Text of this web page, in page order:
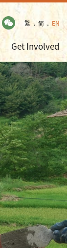
繁 ． 简 ． EN
Get Involved